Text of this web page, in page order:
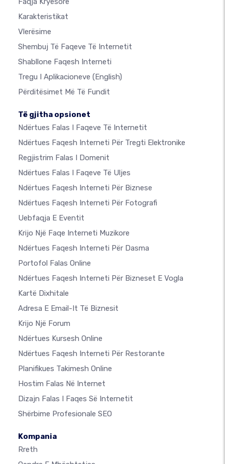
Karakteristikat
Vlerësime
Shembuj Të Faqeve Të Internetit
Shabllone Faqesh Interneti
Tregu I Aplikacioneve (English)
Përditësimet Më Të Fundit
Të gjitha opsionet
Ndërtues Falas I Faqeve Të Internetit
Ndërtues Faqesh Interneti Për Tregti Elektronike
Regjistrim Falas I Domenit
Ndërtues Falas I Faqeve Të Uljes
Ndërtues Faqesh Interneti Për Biznese
Ndërtues Faqesh Interneti Për Fotografi
Uebfaqja E Eventit
Krijo Një Faqe Interneti Muzikore
Ndërtues Faqesh Interneti Për Dasma
Portofol Falas Online
Ndërtues Faqesh Interneti Për Bizneset E Vogla
Kartë Dixhitale
Adresa E Email-It Të Biznesit
Krijo Një Forum
Ndërtues Kursesh Online
Ndërtues Faqesh Interneti Për Restorante
Planifikues Takimesh Online
Hostim Falas Në Internet
Dizajn Falas I Faqes Së Internetit
Shërbime Profesionale SEO
Kompania
Rreth